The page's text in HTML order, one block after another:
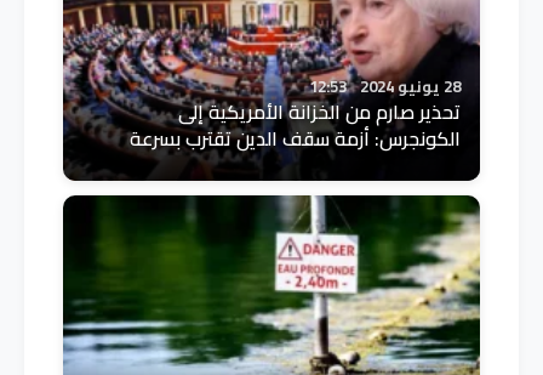
28 يونيو 2024 12:53
تحذير صارم من الخزانة الأمريكية إلى
الكونجرس: أزمة سقف الدين تقترب بسرعة